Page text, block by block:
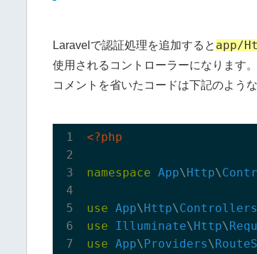
Laravelで認証処理を追加すると app/
使用されるコントローラーになります。
コメントを省いたコードは下記のような
<?php
namespace App\ Http\
use App\ Http\Controllers
use
Illuminate\ Http\
use App\ Providers\